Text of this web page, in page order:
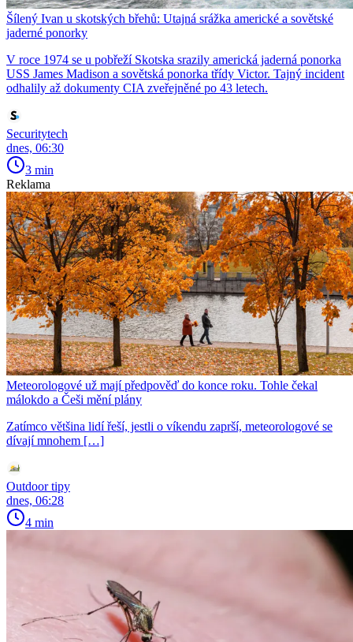
Šílený Ivan u skotských břehů: Utajná srážka americké a sovětské
jaderné ponorky
V roce 1974 se u pobřeží Skotska srazily americká jaderná ponorka
USS James Madison a sovětská ponorka třídy Victor. Tajný incident
odhalily až dokumenty CIA zveřejněné po 43 letech.
Securitytech
dnes, 06:30
3 min
Reklama
Meteorologové už mají předpověď do konce roku. Tohle čekal
málokdo a Češi mění plány
Zatímco většina lidí řeší, jestli o víkendu zaprší, meteorologové se
dívají mnohem […]
Outdoor tipy
dnes, 06:28
4 min